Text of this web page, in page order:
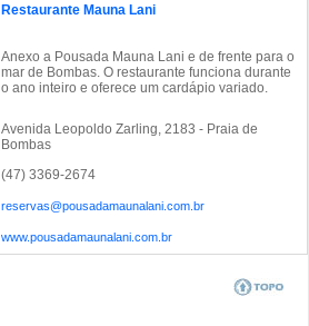
Restaurante Mauna Lani
Anexo a Pousada Mauna Lani e de frente para o
mar de Bombas. O restaurante funciona durante
o ano inteiro e oferece um cardápio variado.
Avenida Leopoldo Zarling, 2183 - Praia de
Bombas
(47) 3369-2674
reservas@pousadamaunalani.com.br
www.pousadamaunalani.com.br